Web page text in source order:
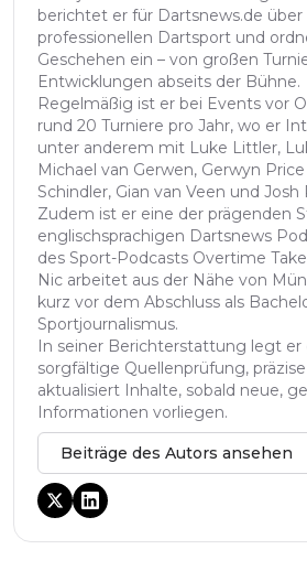
berichtet er für Dartsnews.de über
professionellen Dartsport und
Geschehen ein – von großen
Entwicklungen abseits der Bühne.
Regelmäßig ist er bei Events vor
rund 20 Turniere pro Jahr, wo er
unter anderem mit Luke Littler,
Michael van Gerwen, Gerwyn
Schindler, Gian van Veen und Josh
Zudem ist er eine der prägenden
englischsprachigen Dartsnews
des Sport-Podcasts Overtime
Nic arbeitet aus der Nähe von
kurz vor dem Abschluss als
Sportjournalismus.
In seiner Berichterstattung legt
sorgfältige Quellenprüfung,
aktualisiert Inhalte, sobald neue,
Informationen vorliegen.
Beiträge des Autors ansehen